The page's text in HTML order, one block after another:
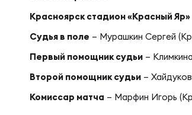
Красноярск стадион «Красный Яр»
Судья в поле – Мурашкин Сергей
Первый помощник судьи –
Второй помощник судьи –
Комиссар матча – Марфин Игорь